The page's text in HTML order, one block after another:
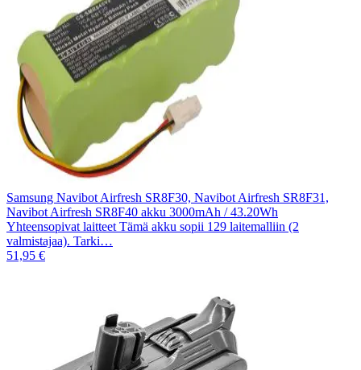
Samsung Navibot Airfresh SR8F30, Navibot Airfresh SR8F31,
Navibot Airfresh SR8F40 akku 3000mAh / 43.20Wh
Yhteensopivat laitteet Tämä akku sopii 129 laitemalliin (2
valmistajaa). Tarki…
51,95 €